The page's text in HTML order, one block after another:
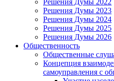
Решения Думы 2023
Решения Думы 2024
Решения Думы 2025
Решения Думы 2026
Общественность
Общественные
Концепция
самоуправления с